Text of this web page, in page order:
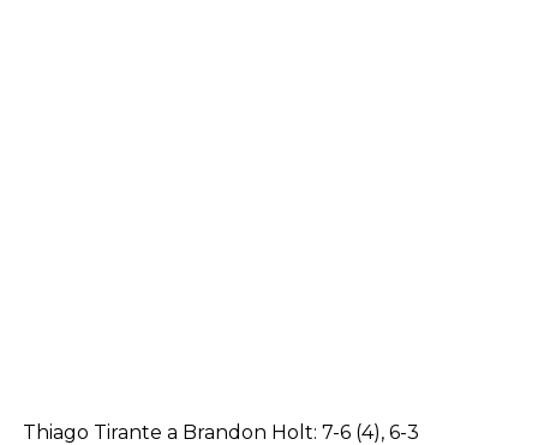
Thiago Tirante a Brandon Holt: 7-6 (4), 6-3